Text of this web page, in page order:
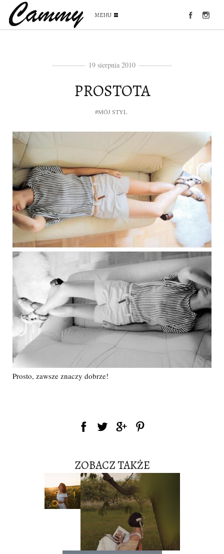
MENU
19 sierpnia 2010
PROSTOTA
#MÓJ STYL
Prosto, zawsze znaczy dobrze!
ZOBACZ TAKŻE